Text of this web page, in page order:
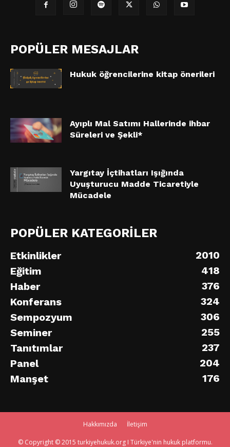
POPÜLER MESAJLAR
Hukuk öğrencilerine kitap önerileri
Ayıplı Mal Satımı Hallerinde ihbar
Süreleri ve Şekli*
Yargıtay İçtihatları Işığında
Uyuşturucu Madde Ticaretiyle
Mücadele
POPÜLER KATEGORİLER
Etkinlikler
2010
Eğitim
418
Haber
376
Konferans
324
Sempozyum
306
Seminer
255
Tanıtımlar
237
Panel
204
Manşet
176
Hakkımızda İletişim
© Copyright © 2015 turkiyehukuk.org I Türkiye'nin hukuk platformu.